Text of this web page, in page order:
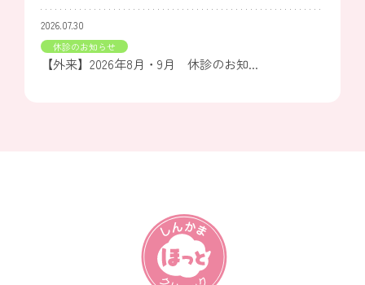
2026.07.30
休診のお知らせ
【外来】2026年8月・9月 休診のお知...